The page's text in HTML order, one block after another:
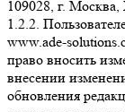
109028, г.
1.2.2.
www.ade-
право вносить
внесении
обновления